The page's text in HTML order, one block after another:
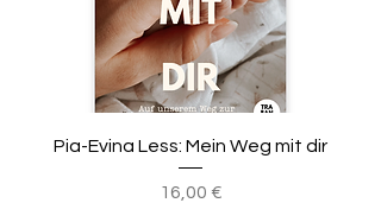
Pia-Evina Less: Mein Weg mit dir
Preis
16,00 €